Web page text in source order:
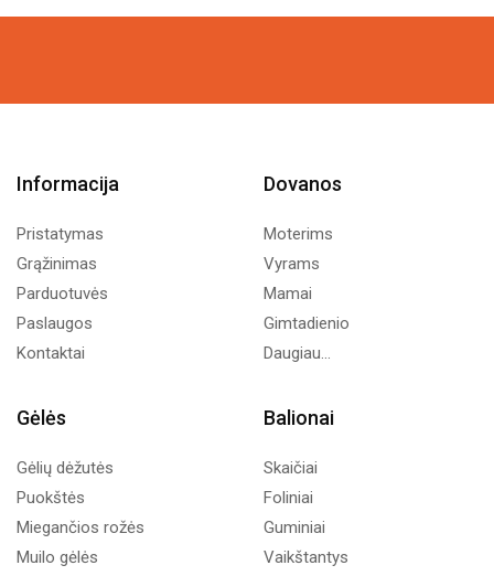
Informacija
Pristatymas
Grąžinimas
Parduotuvės
Paslaugos
Kontaktai
Dovanos
Moterims
Vyrams
Mamai
Gimtadienio
Daugiau...
Gėlės
Gėlių dėžutės
Puokštės
Miegančios rožės
Muilo gėlės
Balionai
Skaičiai
Foliniai
Guminiai
Vaikštantys